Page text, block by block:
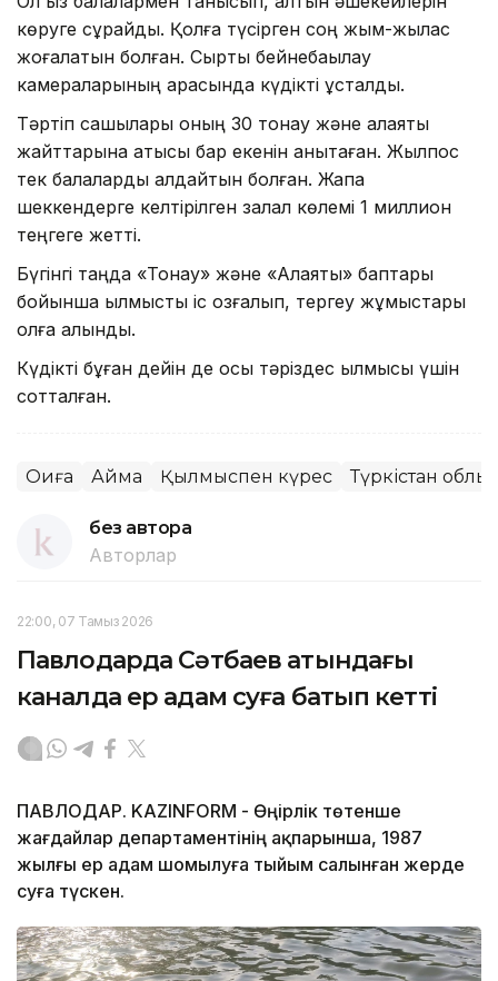
көруге сұрайды. Қолға түсірген соң жым-жылас
жоғалатын болған. Сыртқы бейнебақылау
камераларының арқасында күдікті ұсталды.
Тәртіп сақшылары оның 30 тонау және алаяқтық
жайттарына қатысы бар екенін анықтаған. Жылпос
тек балаларды алдайтын болған. Жапа
шеккендерге келтірілген залал көлемі 1 миллион
теңгеге жетті.
Бүгінгі таңда «Тонау» және «Алаяқтық» баптары
бойынша қылмыстық іс қозғалып, тергеу жұмыстары
қолға алынды.
Күдікті бұған дейін де осы тәріздес қылмысы үшін
сотталған.
Оқиға Аймақ Қылмыспен күрес Түркістан
без автора
Авторлар
22:00, 07 Тамыз 2026
Павлодарда Сәтбаев атындағы
каналда ер адам суға батып кетті
ПАВЛОДАР. KAZINFORM - Өңірлік төтенше
жағдайлар департаментінің ақпарынша, 1987
жылғы ер адам шомылуға тыйым салынған жерде
суға түскен.